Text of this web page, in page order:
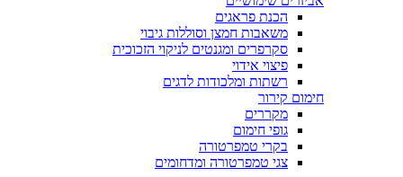
הכנת פראגים
משאבות חמצן וסוללות גיבוי
סקרפרים ומגנטים לניקוי הזכוכית
פיצוי אידוי
רשתות ומלכודות לדגים
חימום קירור
מקררים
גופי חימום
בקרי טמפרטורה
צגי טמפרטורה ומדחומים